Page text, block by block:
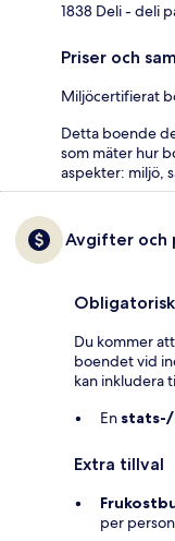
1838 Deli - deli
Priser och
Miljöcertifierat
Detta boende
som mäter hur
aspekter: miljö,
Avgifter och
Du kommer
boendet vid
kan inkludera
En
Extra tillval
per